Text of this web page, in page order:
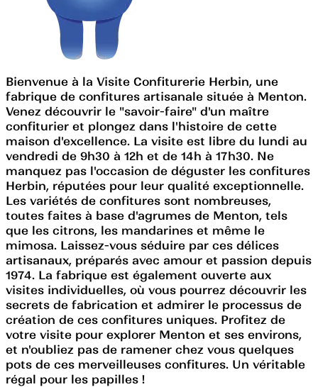
Bienvenue à la Visite Confiturerie Herbin, une
fabrique de confitures artisanale située à Menton.
Venez découvrir le "savoir-faire" d'un maître
confiturier et plongez dans l'histoire de cette
maison d'excellence. La visite est libre du lundi au
vendredi de 9h30 à 12h et de 14h à 17h30. Ne
manquez pas l'occasion de déguster les confitures
Herbin, réputées pour leur qualité exceptionnelle.
Les variétés de confitures sont nombreuses,
toutes faites à base d'agrumes de Menton, tels
que les citrons, les mandarines et même le
mimosa. Laissez-vous séduire par ces délices
artisanaux, préparés avec amour et passion depuis
1974. La fabrique est également ouverte aux
visites individuelles, où vous pourrez découvrir les
secrets de fabrication et admirer le processus de
création de ces confitures uniques. Profitez de
votre visite pour explorer Menton et ses environs,
et n'oubliez pas de ramener chez vous quelques
pots de ces merveilleuses confitures. Un véritable
régal pour les papilles !